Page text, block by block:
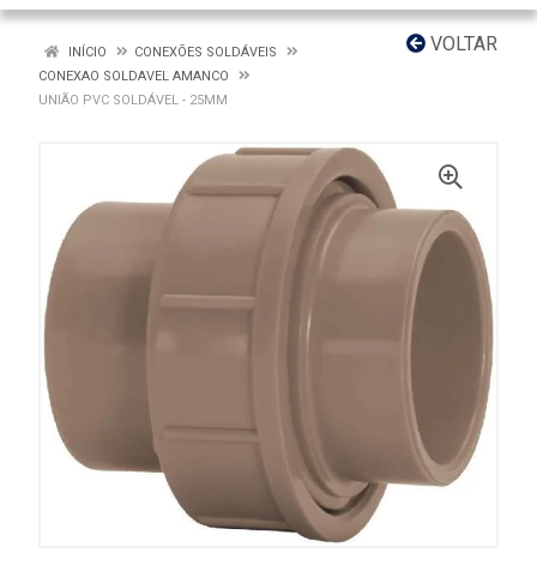
VOLTAR
INÍCIO
CONEXÕES SOLDÁVEIS
CONEXAO SOLDAVEL AMANCO
UNIÃO PVC SOLDÁVEL - 25MM